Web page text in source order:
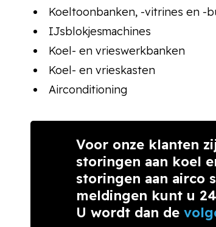
Koeltoonbanken, -vitrines en -
IJsblokjesmachines
Koel- en vrieswerkbanken
Koel- en vrieskasten
Airconditioning
Voor onze klanten
storingen aan koel
storingen aan airco
meldingen kunt u
U wordt dan de